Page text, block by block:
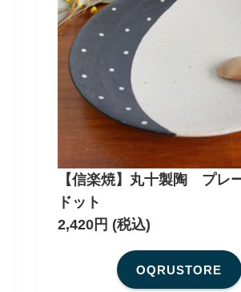
【信楽焼】丸十製陶 プレ
ドット
2,420円 (税込)
OQRUSTORE